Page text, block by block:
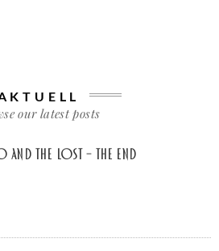
our latest posts
The Lost – The End